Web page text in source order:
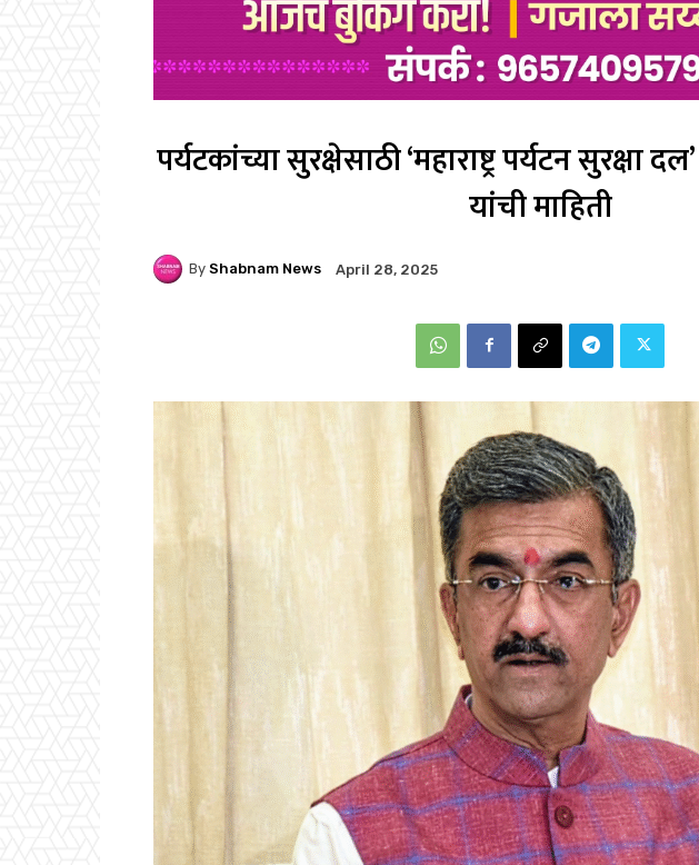
पर्यटकांच्या सुरक्षेसाठी ‘महाराष्ट्र पर्यटन सुरक्षा
यांची माहिती
By Shabnam News April 28, 2025